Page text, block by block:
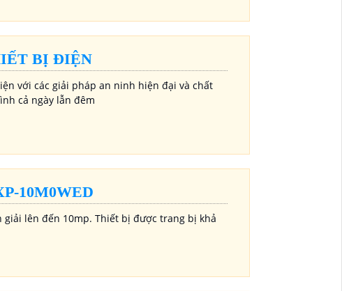
BỊ ĐIỆN
với các giải pháp an ninh hiện đại và chất
cả ngày lẫn đêm
10M0WED
giải lên đến 10mp. Thiết bị được trang bị khả